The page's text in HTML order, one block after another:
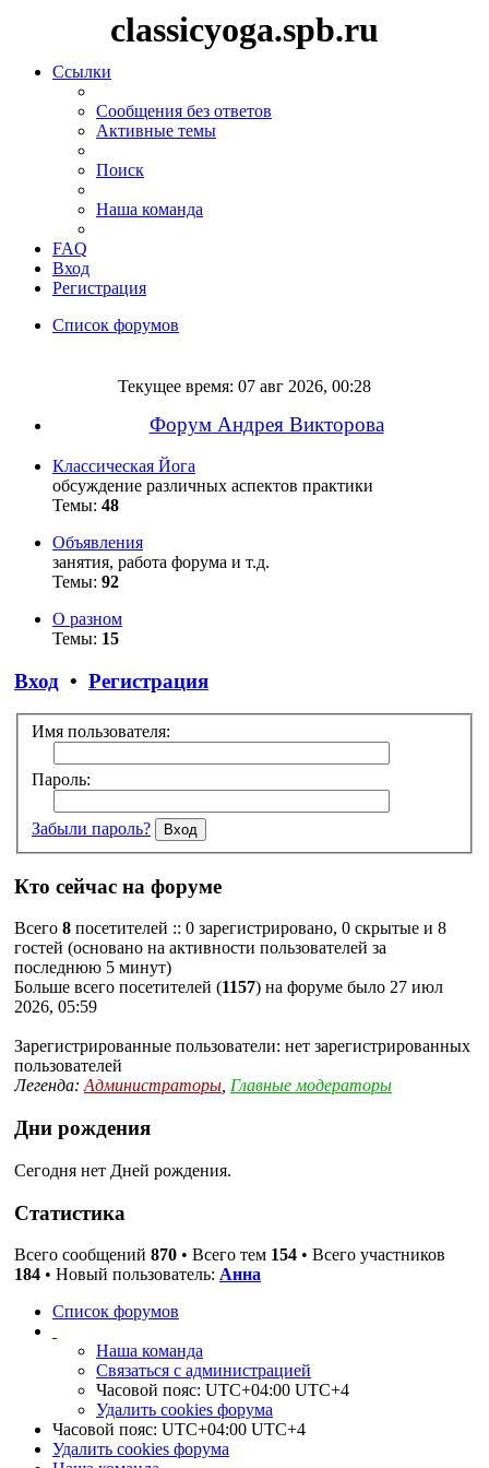
classicyoga.spb.ru
Ссылки
Сообщения без ответов
Активные темы
Поиск
Наша команда
FAQ
Вход
Регистрация
Список форумов
Текущее время: 07 авг 2026, 00:28
Форум Андрея Викторова
Классическая Йога
обсуждение различных аспектов практики
Темы: 48
Объявления
занятия, работа форума и т.д.
Темы: 92
О разном
Темы: 15
Вход • Регистрация
Имя пользователя:
Пароль:
Забыли пароль?
Кто сейчас на форуме
Всего 8 посетителей :: 0 зарегистрировано, 0 скрытые и 8
гостей (основано на активности пользователей за
последнюю 5 минут)
Больше всего посетителей (1157) на форуме было 27 июл
2026, 05:59
Зарегистрированные пользователи: нет зарегистрированных
пользователей
Легенда:Администраторы, Главные модераторы
Дни рождения
Сегодня нет Дней рождения.
Статистика
Всего сообщений 870 • Всего тем 154 • Всего участников
184 • Новый пользователь: Анна
Список форумов
Наша команда
Связаться с администрацией
Часовой пояс: UTC+04:00 UTC+4
Удалить cookies форума
Часовой пояс: UTC+04:00 UTC+4
Удалить cookies форума